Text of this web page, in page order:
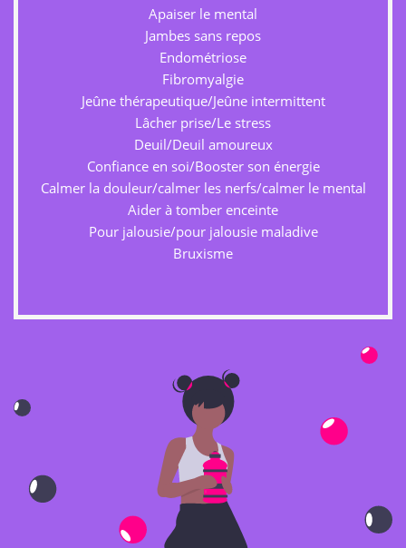
Apaiser le mental
Jambes sans repos
Endométriose
Fibromyalgie
Jeûne thérapeutique/Jeûne intermittent
Lâcher prise/Le stress
Deuil/Deuil amoureux
Confiance en soi/Booster son énergie
Calmer la douleur/calmer les nerfs/calmer le mental
Aider à tomber enceinte
Pour jalousie/pour jalousie maladive
Bruxisme